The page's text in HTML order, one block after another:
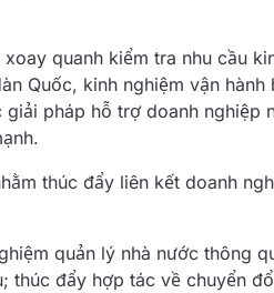
quanh kiểm tra nhu cầu
Quốc, kinh nghiệm vận hành
pháp hỗ trợ doanh nghiệp
thúc đẩy liên kết doanh
quản lý nhà nước thông
thúc đẩy hợp tác về chuyển